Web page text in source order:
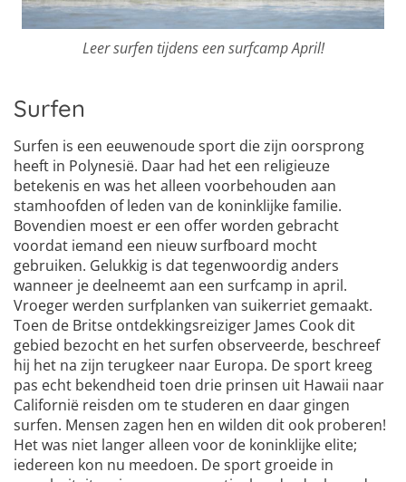
Leer surfen tijdens een surfcamp April!
Surfen
Surfen is een eeuwenoude sport die zijn oorsprong
heeft in Polynesië. Daar had het een religieuze
betekenis en was het alleen voorbehouden aan
stamhoofden of leden van de koninklijke familie.
Bovendien moest er een offer worden gebracht
voordat iemand een nieuw surfboard mocht
gebruiken. Gelukkig is dat tegenwoordig anders
wanneer je deelneemt aan een surfcamp in april.
Vroeger werden surfplanken van suikerriet gemaakt.
Toen de Britse ontdekkingsreiziger James Cook dit
gebied bezocht en het surfen observeerde, beschreef
hij het na zijn terugkeer naar Europa. De sport kreeg
pas echt bekendheid toen drie prinsen uit Hawaii naar
Californië reisden om te studeren en daar gingen
surfen. Mensen zagen hen en wilden dit ook proberen!
Het was niet langer alleen voor de koninklijke elite;
iedereen kon nu meedoen. De sport groeide in